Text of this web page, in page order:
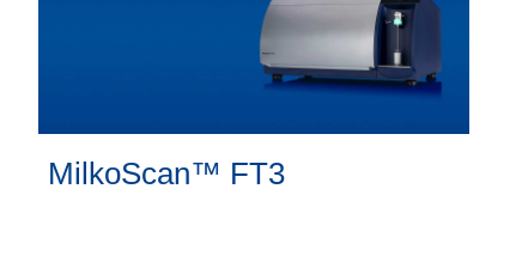
MilkoScan™ FT3